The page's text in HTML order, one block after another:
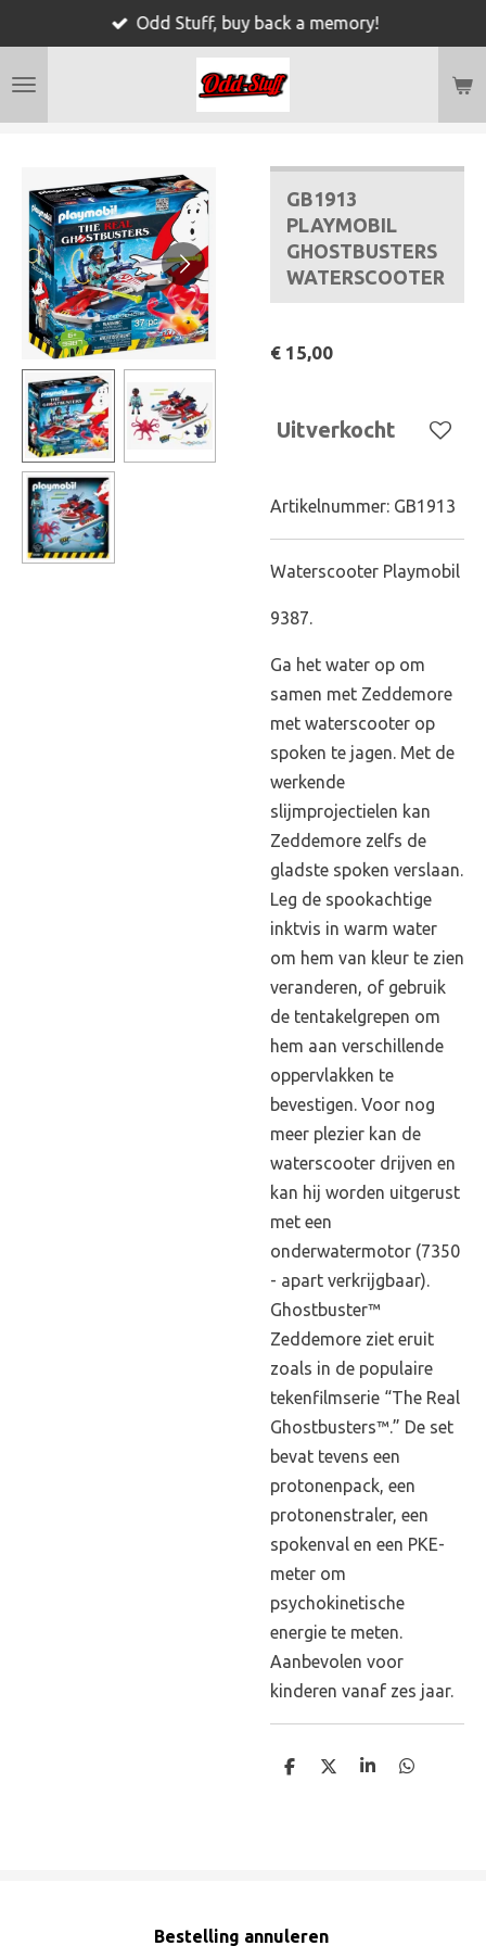
naar
Odd Stuff, buy back a memory!
GB1913
PLAYMOBIL
GHOSTBUSTERS
WATERSCOOTER
€ 15,00
Uitverkocht
Artikelnummer: GB1913
Waterscooter Playmobil
9387.
Ga het water op om
samen met Zeddemore
met waterscooter op
spoken te jagen. Met de
werkende
slijmprojectielen kan
Zeddemore zelfs de
gladste spoken verslaan.
Leg de spookachtige
inktvis in warm water
om hem van kleur te zien
veranderen, of gebruik
de tentakelgrepen om
hem aan verschillende
oppervlakken te
bevestigen. Voor nog
meer plezier kan de
waterscooter drijven en
kan hij worden uitgerust
met een
onderwatermotor (7350
- apart verkrijgbaar).
Ghostbuster™
Zeddemore ziet eruit
zoals in de populaire
tekenfilmserie “The Real
Ghostbusters™.” De set
bevat tevens een
protonenpack, een
protonenstraler, een
spokenval en een PKE-
meter om
psychokinetische
energie te meten.
Aanbevolen voor
kinderen vanaf zes jaar.
D
D
S
D
Bestelling annuleren